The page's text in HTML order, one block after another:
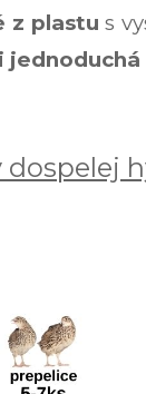
z plastu s
jednoduchá
dospelej